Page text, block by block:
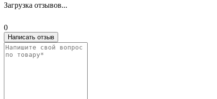
Загрузка отзывов...
0
Написать отзыв